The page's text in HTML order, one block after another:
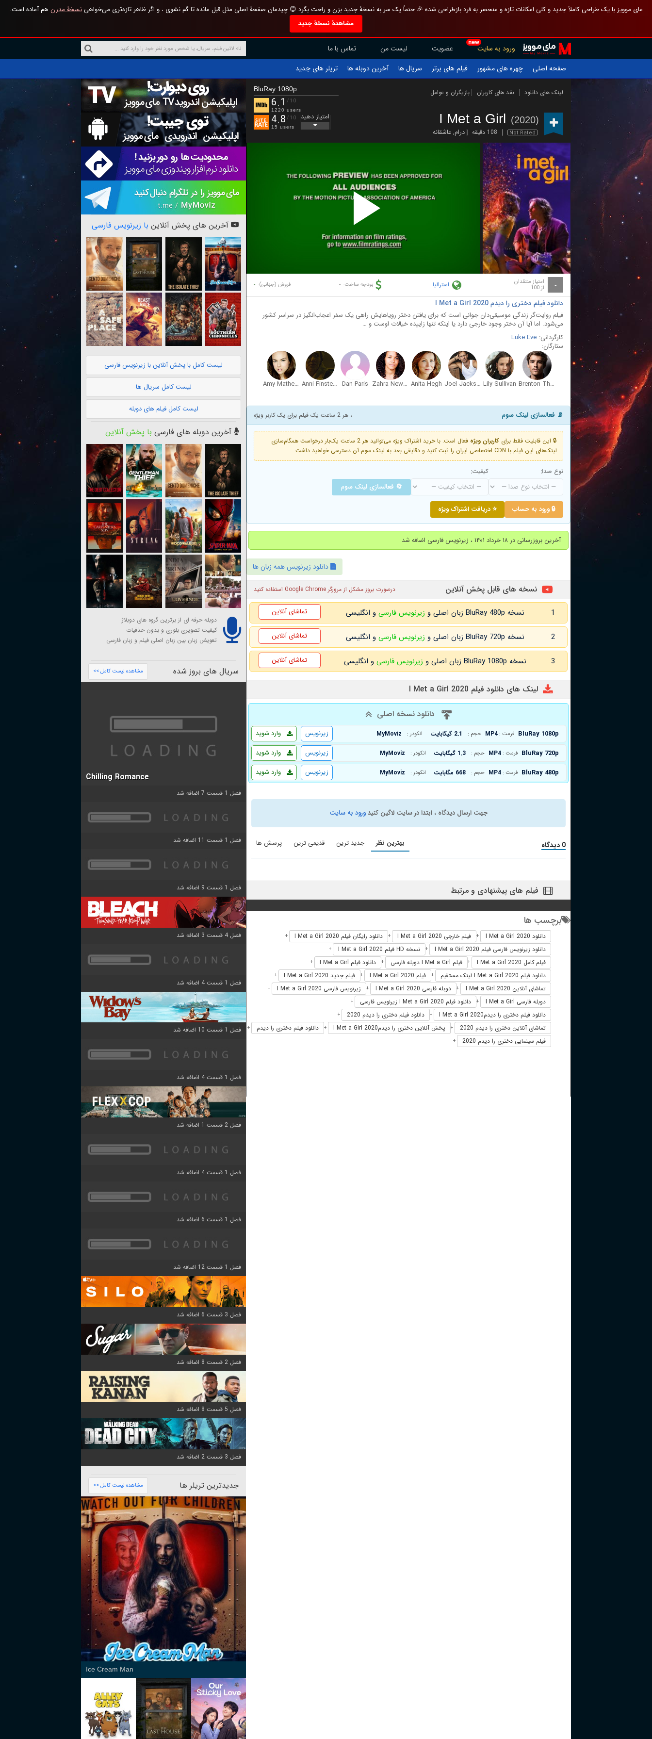
مای موویز با یک طراحی کاملاً جدید و کلی امکانات تازه و منحصر به فرد بازطراحی شده 🎉 حتماً یک سر به نسخهٔ جدید بزن و راحت بگرد 😊 چیدمان صفحهٔ اصلی مثل قبل مانده تا گم نشوی ، و اگر ظاهر تازه‌تری می‌خواهینسخهٔ مدرن هم آماده است.
مشاهدهٔ نسخهٔ جدید
new
ورود به سایت عضویت لیست من
تماس با ما
صفحه اصلی
چهره های مشهور فیلم های برتر سریال ها آخرین دوبله ها تریلر های جدید
لینک های دانلود نقد های کاربران بازیگران و عوامل
I Met a Girl (2020)
Not Rated 108 دقیقه درام,عاشقانه
BluRay 1080p
6.1 /10
1220 users
4.8 /10
15 users
امتیاز دهید
Play
Video
- امتیاز منتقدان
از 100 استرالیا بودجه ساخت: - فروش (جهانی): -
دانلود فیلم دختری را دیدم I Met a Girl 2020
فیلم روایت‌گر زندگی موسیقی‌دان جوانی است که برای یافتن دختر رویاهایش راهی یک سفر اعجاب‌انگیز در سراسر کشور
می‌شود. اما آیا آن دختر وجود خارجی دارد یا اینکه تنها زاییده خیالات اوست و …
کارگردانی: Luke Eve
ستارگان:
Brenton Thwaites
Lily Sullivan
Joel Jackson
Anita Hegh
Zahra Newman
Dan Paris
Anni Finsterer
Amy Mathews
📡 فعالسازی لینک سوم ، هر 2 ساعت یک فیلم برای یک کاربر ویژه
🔒 این قابلیت فقط برای کاربران ویژه
فعال است. با خرید اشتراک ویژه می‌توانید هر 2 ساعت یک‌بار درخواست همگام‌سازی
لینک‌های این فیلم با CDN اختصاصی ایران را ثبت کنید و دقایقی بعد به لینک سوم آن دسترسی خواهید داشت
نوع صدا: کیفیت:
🔄 فعالسازی لینک سوم
🔒 ورود به حساب ⭐ دریافت اشتراک ویژه
آخرین بروزرسانی در ۱۸ خرداد ۱۴۰۱ ، زیرنویس فارسی اضافه شد
دانلود زیرنویس همه زبان ها
نسخه های قابل پخش آنلاین درصورت بروز مشکل از مرورگر Google Chrome استفاده کنید
1 نسخه BluRay 480p زبان اصلی و زیرنویس فارسی و انگلیسی تماشای آنلاین
2 نسخه BluRay 720p زبان اصلی و زیرنویس فارسی و انگلیسی تماشای آنلاین
3 نسخه BluRay 1080p زبان اصلی و زیرنویس فارسی و انگلیسی تماشای آنلاین
لینک های دانلود فیلم I Met a Girl 2020
دانلود نسخه اصلی
BluRay 1080p فرمت : MP4 حجم : 2.1 گیگابایت انکودر : MyMoviz وارد شوید
زیرنویس
BluRay 720p فرمت : MP4 حجم : 1.3 گیگابایت انکودر : MyMoviz وارد شوید
زیرنویس
BluRay 480p فرمت : MP4 حجم : 668 مگابایت انکودر : MyMoviz وارد شوید زیرنویس
جهت ارسال دیدگاه ، ابتدا در سایت لاگین کنیدورود به سایت
0 دیدگاه بهترین نظر جدید ترین قدیمی ترین پرسش ها
فیلم های پیشنهادی و مرتبط
برچسب ها
دانلود I Met a Girl 2020 + فیلم خارجی I Met a Girl 2020 + دانلود رایگان فیلم I Met a Girl 2020 +
دانلود زیرنویس فارسی فیلم I Met a Girl 2020 + نسخه HD فیلم I Met a Girl 2020 +
فیلم کامل I Met a Girl 2020 + فیلم I Met a Girl دوبله فارسی + دانلود فیلم I Met a Girl +
دانلود فیلم I Met a Girl 2020 لینک مستقیم + فیلم I Met a Girl 2020 + فیلم جدید I Met a Girl 2020 +
تماشای آنلاین I Met a Girl 2020 + دوبله فارسی I Met a Girl 2020 + زیرنویس فارسی I Met a Girl 2020 +
دوبله فارسی I Met a Girl + دانلود فیلم I Met a Girl 2020 زیرنویس فارسی +
دانلود فیلم دختری را دیدمI Met a Girl 2020 + دانلود فیلم دختری را دیدم 2020 +
تماشای آنلاین دختری را دیدم 2020 + پخش آنلاین دختری را دیدمI Met a Girl 2020 + دانلود فیلم دختری را دیدم +
فیلم سینمایی دختری را دیدم 2020 +
آخرین های پخش آنلاین با زیرنویس فارسی
لیست کامل با پخش آنلاین با زیرنویس فارسی
لیست کامل سریال ها
لیست کامل فیلم های دوبله
آخرین دوبله های فارسی با پخش آنلاین
دوبله حرفه ای از برترین گروه های دوبلاژ
کیفیت تصویری بلوری و بدون حذفیات
تعویض زبان بین زبان اصلی فیلم و زبان فارسی
سریال های بروز شده مشاهده لیست کامل >>
Chilling Romance
فصل 1 قسمت 7 اضافه شد
فصل 1 قسمت 11 اضافه شد
فصل 1 قسمت 9 اضافه شد
فصل 4 قسمت 3 اضافه شد
فصل 1 قسمت 4 اضافه شد
فصل 1 قسمت 10 اضافه شد
فصل 1 قسمت 4 اضافه شد
فصل 2 قسمت 1 اضافه شد
فصل 1 قسمت 4 اضافه شد
فصل 1 قسمت 6 اضافه شد
فصل 1 قسمت 12 اضافه شد
فصل 3 قسمت 6 اضافه شد
فصل 2 قسمت 8 اضافه شد
فصل 5 قسمت 8 اضافه شد
فصل 3 قسمت 2 اضافه شد
جدیدترین تریلر ها مشاهده لیست کامل >>
Ice Cream Man